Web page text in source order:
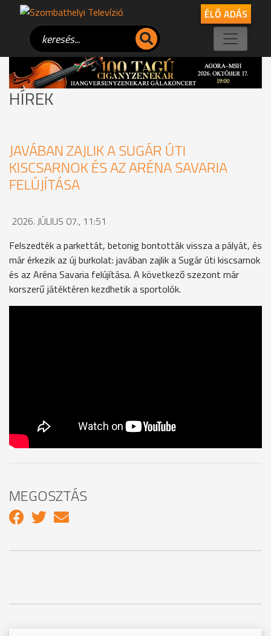
ÉLŐ ADÁS
HÍREK
JAVÁBAN ZAJLIK A SUGÁR ÚTI
KISCSARNOK ÉS AZ ARÉNA SAVARIA
FELÚJÍTÁSA
2026. JÚLIUS 07., 11:51
Felszedték a parkettát, betonig bontották vissza a pályát, és
már érkezik az új burkolat: javában zajlik a Sugár úti kiscsarnok
és az Aréna Savaria felújítása. A következő szezont már
korszerű játéktéren kezdhetik a sportolók.
MEGOSZTÁS